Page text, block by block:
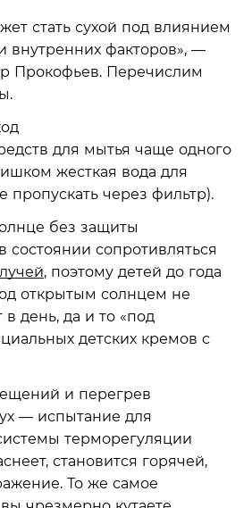
стать сухой под влиянием
внутренних факторов», —
Прокофьев. Перечислим
для мытья чаще одного
жесткая вода для
пропускать через фильтр).
без защиты
сопротивляться
, поэтому детей до года
открытым солнцем не
день, да и то «под
детских кремов с
и перегрев
— испытание для
терморегуляции
становится горячей,
То же самое